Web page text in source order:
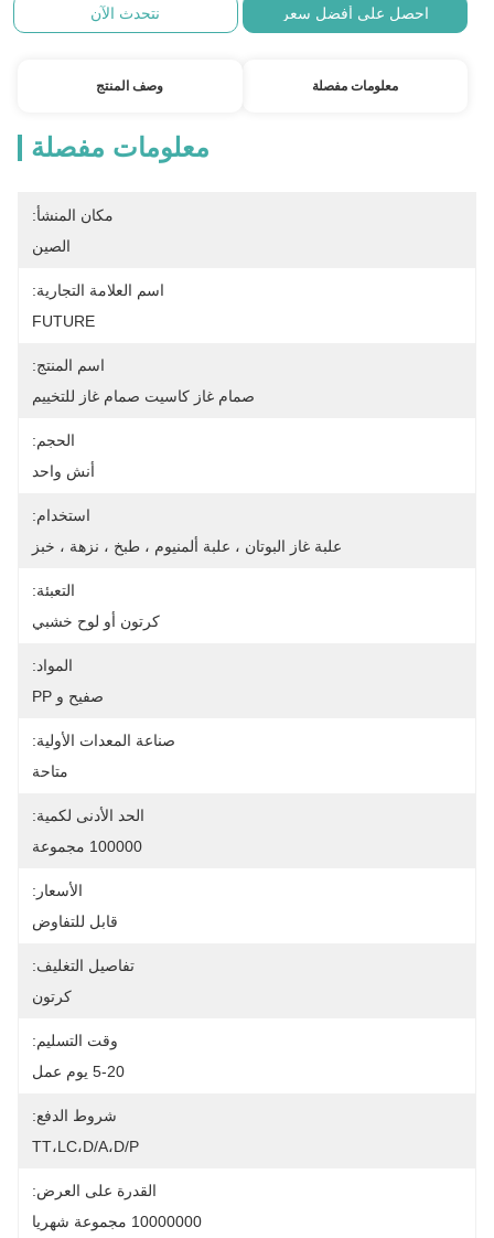
احصل على أفضل سعر نتحدث الآن
معلومات مفصلة وصف المنتج
معلومات مفصلة
مكان المنشأ:
الصين
اسم العلامة التجارية:
FUTURE
اسم المنتج:
صمام غاز كاسيت صمام غاز للتخييم
الحجم:
أنش واحد
استخدام:
علبة غاز البوتان ، علبة ألمنيوم ، طبخ ، نزهة ، خبز
التعبئة:
كرتون أو لوح خشبي
المواد:
صفيح و PP
صناعة المعدات الأولية:
متاحة
الحد الأدنى لكمية:
100000 مجموعة
الأسعار:
قابل للتفاوض
تفاصيل التغليف:
كرتون
وقت التسليم:
5-20 يوم عمل
شروط الدفع:
TT،LC،D/A،D/P
القدرة على العرض:
10000000 مجموعة شهريا